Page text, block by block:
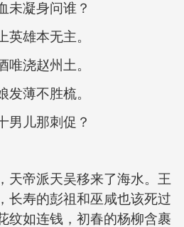
未凝身问谁？
英雄本无主。
唯浇赵州土。
发薄不胜梳。
男儿那刺促？
天帝派天吴移来了海水。王
长寿的彭祖和巫咸也该死过
纹如连钱，初春的杨柳含裹